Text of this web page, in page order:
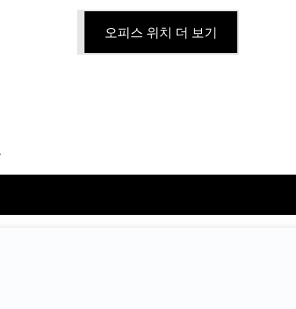
오피스 위치 더 보기